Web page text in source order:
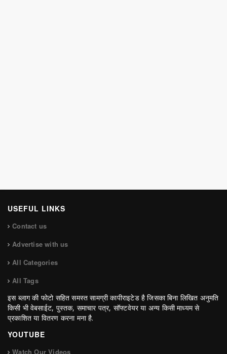
USEFUL LINKS
Contact us
Advertise with us
All Categories
All Tags
इस ब्लाग की फोटो सहित समस्त सामग्री कापीराइटेड है जिसका बिना लिखित अनुमति
किसी भी वेबसाईट, पुस्तक, समाचार पत्र, सॉफ्टवेयर या अन्य किसी माध्यम से
प्रकाशित या वितरण करना मना है.
YOUTUBE
Watch Our Videos